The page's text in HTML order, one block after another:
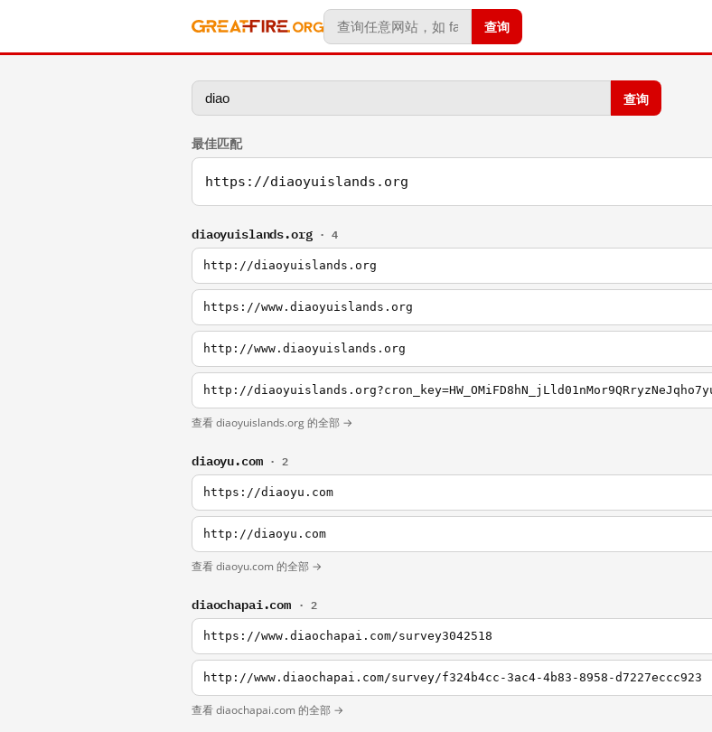
查询
查询
最佳匹配
https://diaoyuislands.org
diaoyuislands.org · 4
http://diaoyuislands.org
https://www.diaoyuislands.org
http://www.diaoyuislands.org
http://
查看 diaoyuislands.org 的全部 →
diaoyu.com · 2
https://diaoyu.com
http://diaoyu.com
查看 diaoyu.com 的全部 →
diaochapai.com · 2
https://www.diaochapai.com/survey3042518
http://www.diaochapai.com/survey/f324b4cc-3ac4-4b83-8958-d7227eccc923
查看 diaochapai.com 的全部 →